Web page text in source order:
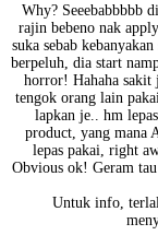
Why? Seeebabbbbb
rajin bebeno nak
suka sebab
berpeluh, dia start
horror! Hahaha sakit
tengok orang lain
lapkan je.. hm
product, yang mana
lepas pakai, right
Obvious ok! Geram
Untuk info,